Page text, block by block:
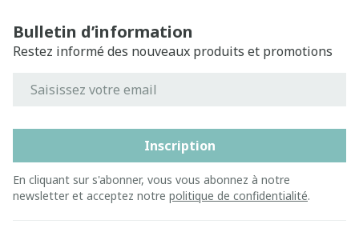
Bulletin d’information
Restez informé des nouveaux produits et promotions
Inscription
En cliquant sur s'abonner, vous vous abonnez à notre
newsletter et acceptez notre politique de confidentialité.